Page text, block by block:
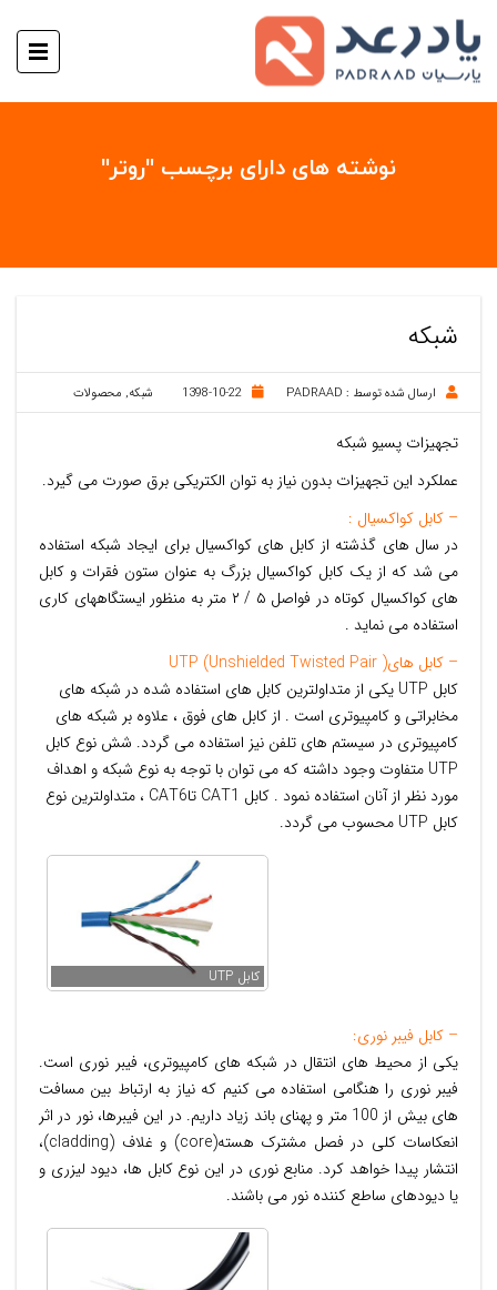
نوشته های دارای برچسب "روتر"
شبکه
ارسال شده توسط : PADRAAD
1398-10-22 شبکه, محصولات
تجهیزات پسیو شبکه
عملکرد این تجهیزات بدون نیاز به توان الکتریکی برق صورت می گیرد.
– کابل کواکسیال :
در سال های گذشته از کابل های کواکسیال برای ایجاد شبکه استفاده
می شد که از یک کابل کواکسیال بزرگ به عنوان ستون فقرات و کابل
های کواکسیال کوتاه در فواصل ۵ / ۲ متر به منظور ایستگاههای کاری
استفاده می نماید .
– کابل های( UTP (Unshielded Twisted Pair
کابل UTP یکی از متداولترین کابل های استفاده شده در شبکه های
مخابراتی و کامپیوتری است . از کابل های فوق ، علاوه بر شبکه های
کامپیوتری در سیستم های تلفن نیز استفاده می گردد. شش نوع کابل
UTP متفاوت وجود داشته که می توان با توجه به نوع شبکه و اهداف
مورد نظر از آنان استفاده نمود . کابل CAT1 تاCAT6 ، متداولترین نوع
کابل UTP محسوب می گردد.
کابل UTP
– کابل فيبر نوری:
يکی از محيط های انتقال در شبکه های کامپيوتری، فيبر نوری است.
فیبر نوری را هنگامی استفاده می کنیم که نیاز به ارتباط بین مسافت
های بیش از 100 متر و پهنای باند زیاد داریم. در اين فيبرها، نور در اثر
انعکاسات کلی در فصل مشترک هسته(core) و غلاف (cladding)،
انتشار پيدا خواهد کرد. منابع نوری در اين نوع کابل ها، ديود ليزری و
يا ديودهای ساطع کننده نور می باشند.